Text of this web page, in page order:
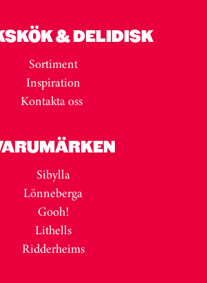
& DELIDISK
Sortiment
Inspiration
Kontakta oss
Sibylla
Lönneberga
Gooh!
Lithells
Ridderheims